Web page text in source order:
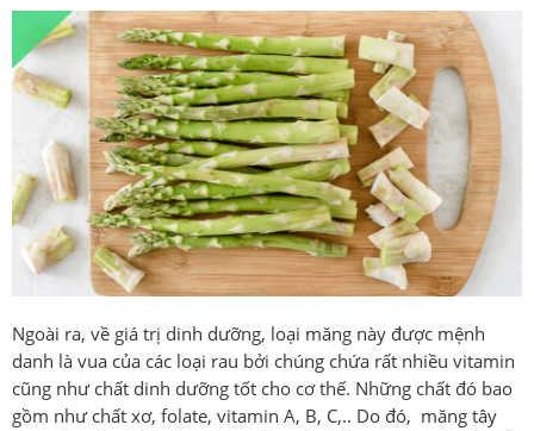
Ngoài ra, về giá trị dinh dưỡng, loại măng này được mệnh
danh là vua của các loại rau bởi chúng chứa rất nhiều vitamin
cũng như chất dinh dưỡng tốt cho cơ thế. Những chất đó bao
gồm như chất xơ, folate, vitamin A, B, C,.. Do đó, măng tây